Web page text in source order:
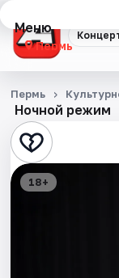
Меню
Пермь
Концерты
Театр
Стендап
Ночной режим
Пермь
18+